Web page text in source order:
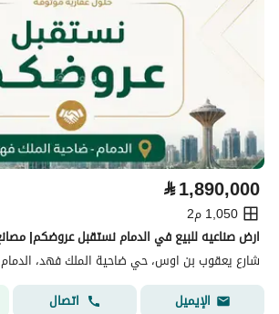
⃁1,890,000
1,050 م2
شارع يعقوب بن اوس، حي ضاحية الملك فهد، الدمام
الإيميل
اتصال